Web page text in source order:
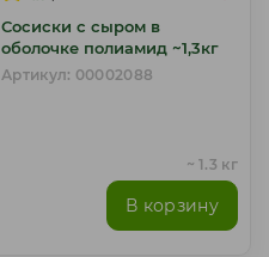
Сосиски с сыром в
оболочке полиамид ~1,3кг
Артикул: 00002088
~ 1.3 кг
В корзину